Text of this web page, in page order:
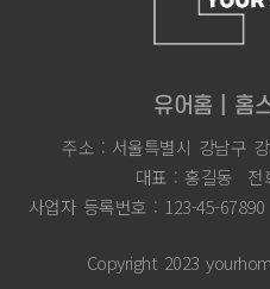
유어홈 | 홈
주소 : 서울특별시 강남구
대표 : 홍길동
전
사업자 등록번호 : 123-45-67890
Copyright 2023